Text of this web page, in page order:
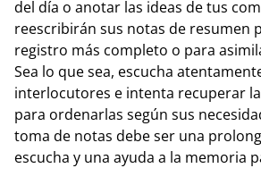
del día o anotar las ideas de tus
reescribirán sus notas de resumen
registro más completo o para
Sea lo que sea, escucha
interlocutores e intenta recuperar
para ordenarlas según sus
toma de notas debe ser una
escucha y una ayuda a la memoria